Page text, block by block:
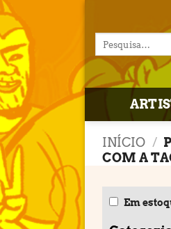
content
INÍCIO /
COM A
Em